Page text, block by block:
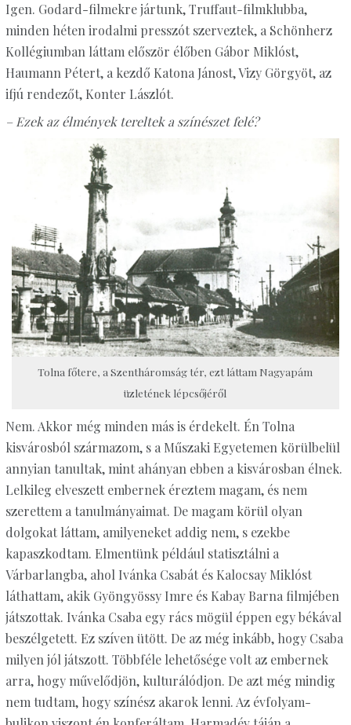
Igen. Godard-filmekre jártunk, Truffaut-filmklubba,
minden héten irodalmi presszót szerveztek, a Schönherz
Kollégiumban láttam először élőben Gábor Miklóst,
Haumann Pétert, a kezdő Katona Jánost, Vizy Görgyöt, az
ifjú rendezőt, Konter Lászlót.
– Ezek az élmények tereltek a színészet felé?
Tolna főtere, a Szentháromság tér, ezt láttam Nagyapám
üzletének lépcsőjéről
Nem. Akkor még minden más is érdekelt. Én Tolna
kisvárosból származom, s a Műszaki Egyetemen körülbelül
annyian tanultak, mint ahányan ebben a kisvárosban élnek.
Lelkileg elveszett embernek éreztem magam, és nem
szerettem a tanulmányaimat. De magam körül olyan
dolgokat láttam, amilyeneket addig nem, s ezekbe
kapaszkodtam. Elmentünk például statisztálni a
Várbarlangba, ahol Ivánka Csabát és Kalocsay Miklóst
láthattam, akik Gyöngyössy Imre és Kabay Barna filmjében
játszottak. Ivánka Csaba egy rács mögül éppen egy békával
beszélgetett. Ez szíven ütött. De az még inkább, hogy Csaba
milyen jól játszott. Többféle lehetősége volt az embernek
arra, hogy művelődjön, kulturálódjon. De azt még mindig
nem tudtam, hogy színész akarok lenni. Az évfolyam-